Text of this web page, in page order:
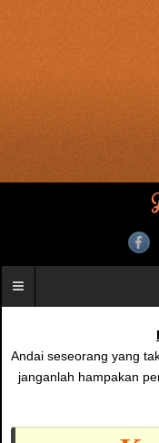
Andai seseorang yang
janganlah hampakan